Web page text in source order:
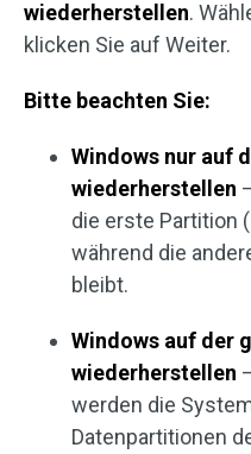
wiederherstellen.
klicken Sie auf Weiter.
Bitte beachten Sie:
Windows nur auf
wiederherstellen
die erste Partition
während die
bleibt.
Windows auf der
wiederherstellen
werden die
Datenpartitionen